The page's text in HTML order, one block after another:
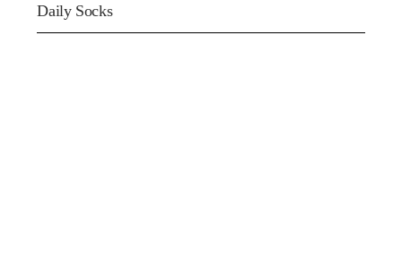
Daily Socks